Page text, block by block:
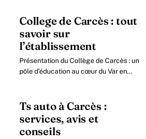
College de Carcès : tout
savoir sur
l’établissement
Présentation du Collège de Carcès : un
pôle d’éducation au cœur du Var en
de Carcès joue.
Ts auto à Carcès :
services, avis et
conseils